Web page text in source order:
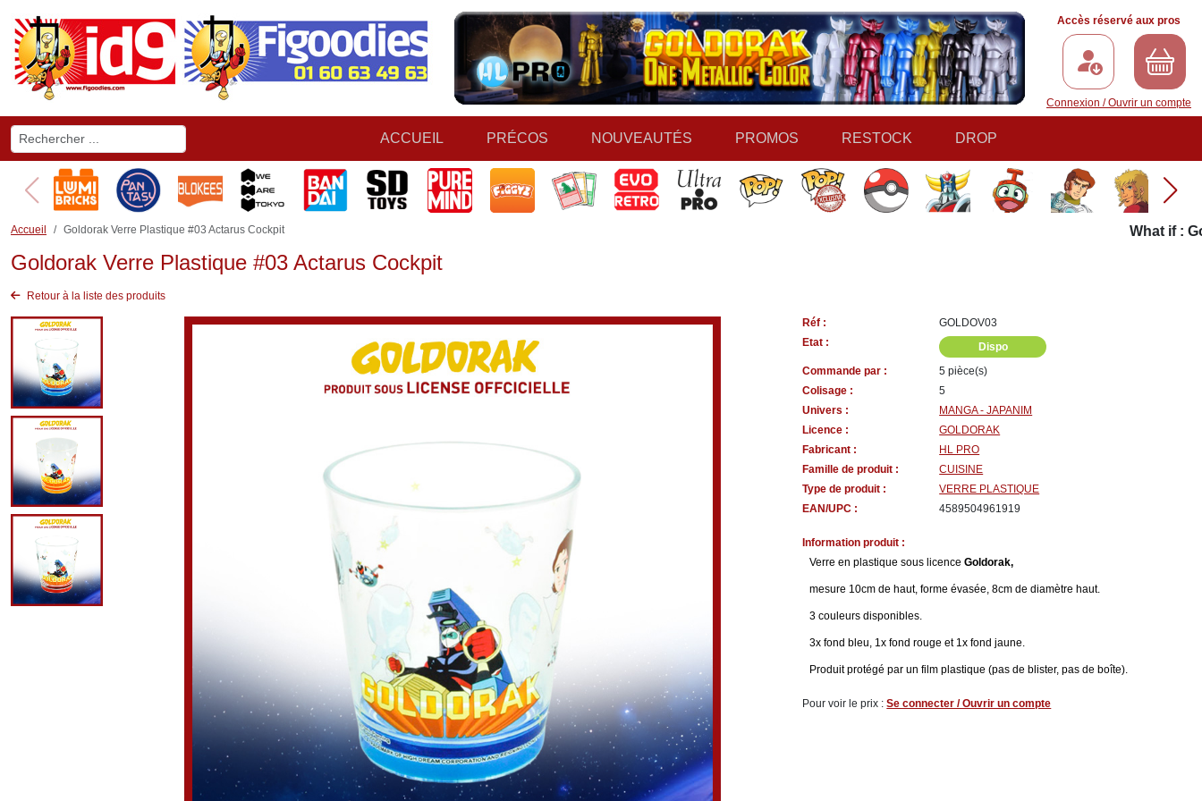
Accès réservé aux pros
Connexion / Ouvrir un compte
ACCUEIL PRÉCOS NOUVEAUTÉS PROMOS RESTOCK DROP
Accueil Goldorak Verre Plastique #03 Actarus Cockpit What if :
Goldorak Verre Plastique #03 Actarus Cockpit
Retour à la liste des produits
Réf :
GOLDOV03
Etat :
Dispo
Commande par :
5 pièce(s)
Colisage :
5
Univers :
MANGA - JAPANIM
Licence :
GOLDORAK
Fabricant :
HL PRO
Famille de produit :
CUISINE
Type de produit :
VERRE PLASTIQUE
EAN/UPC :
4589504961919
Information produit :
Verre en plastique sous licenceGoldorak,
mesure 10cm de haut, forme évasée, 8cm de diamètre haut.
3 couleurs disponibles.
3x fond bleu, 1x fond rouge et 1x fond jaune.
Produit protégé par un film plastique (pas de blister, pas de boîte).
Pour voir le prix :Se connecter / Ouvrir un compte